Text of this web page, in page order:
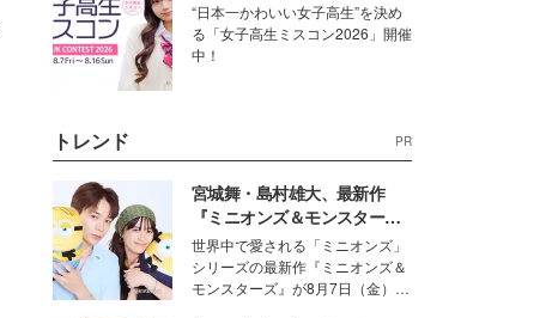
“日本一かわいい女子高生”を決め
る「女子高生ミスコン2026」開催
中！
トレンド PR
宮城舞・島村雄大、最新作
『ミニオンズ＆モンスター
ズ』の魅力熱弁 ハチャメチャ
だけじゃない“友情と絆”に感
動
世界中で愛される「ミニオンズ」
シリーズの最新作『ミニオンズ＆
モンスターズ』が8月7日（金）に